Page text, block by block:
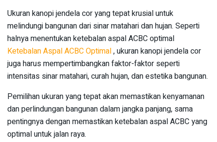
Ukuran kanopi jendela cor yang tepat krusial untuk
melindungi bangunan dari sinar matahari dan hujan. Seperti
halnya menentukan ketebalan aspal ACBC optimal
Ketebalan Aspal ACBC Optimal, ukuran kanopi jendela cor
juga harus mempertimbangkan faktor-faktor seperti
intensitas sinar matahari, curah hujan, dan estetika bangunan.
Pemilihan ukuran yang tepat akan memastikan kenyamanan
dan perlindungan bangunan dalam jangka panjang, sama
pentingnya dengan memastikan ketebalan aspal ACBC yang
optimal untuk jalan raya.